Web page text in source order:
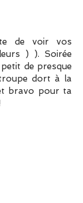
de voir vos
) ). Soirée
de presque
dort à la
bravo pour ta